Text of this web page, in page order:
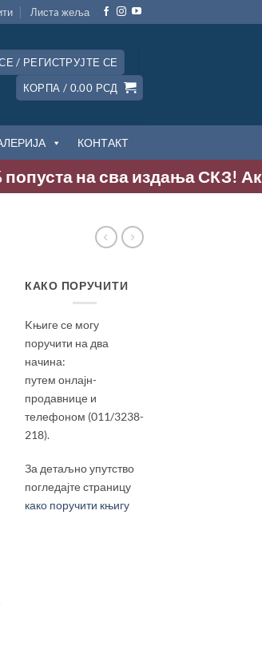
Листa жеља
/ РЕГИСТРУЈТЕ СЕ
КОРПА / 0.00 РСД
КОНТАКТ
на сва издања СКЗ! Акција
рсд.
КАКО ПОРУЧИТИ
Kњиге се могу
поручити на два
начина:
путем онлајн-
продавнице и
телефоном (011/3238-
218).
За детаљно упутство
погледајте страницу
како поручити књигу